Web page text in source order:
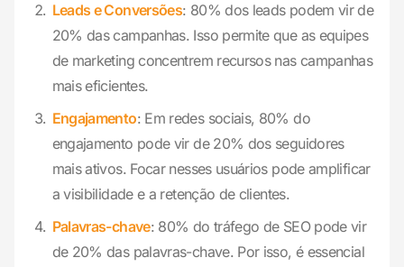
Leads e Conversões: 80% dos leads podem vir de
20% das campanhas. Isso permite que as equipes
de marketing concentrem recursos nas campanhas
mais eficientes.
Engajamento: Em redes sociais, 80% do
engajamento pode vir de 20% dos seguidores
mais ativos. Focar nesses usuários pode amplificar
a visibilidade e a retenção de clientes.
Palavras-chave: 80% do tráfego de SEO pode vir
de 20% das palavras-chave. Por isso, é essencial